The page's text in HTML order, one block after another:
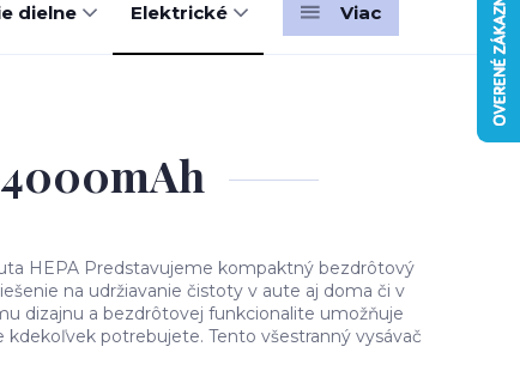
dielne Elektrické Viac
4000mAh
HEPA Predstavujeme kompaktný bezdrôtový
na udržiavanie čistoty v aute aj doma či v
dizajnu a bezdrôtovej funkcionalite umožňuje
kdekoľvek potrebujete. Tento všestranný vysávač